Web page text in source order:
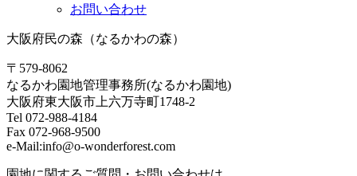
お問い合わせ
大阪府民の森（なるかわの森）
〒579-8062
なるかわ園地管理事務所(なるかわ園地)
大阪府東大阪市上六万寺町1748-2
Tel 072-988-4184
Fax 072-968-9500
e-Mail:info@o-wonderforest.com